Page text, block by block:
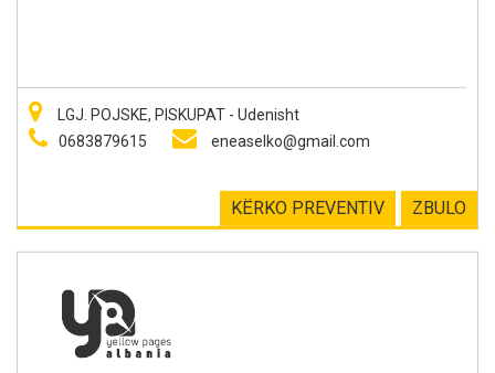
LGJ. POJSKE, PISKUPAT - Udenisht
0683879615
eneaselko@gmail.com
ZBULO
KËRKO PREVENTIV